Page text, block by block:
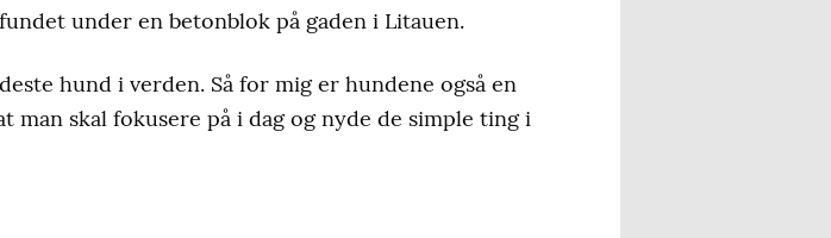
under en betonblok på gaden i Litauen.
hund i verden. Så for mig er hundene også en
skal fokusere på i dag og nyde de simple ting i